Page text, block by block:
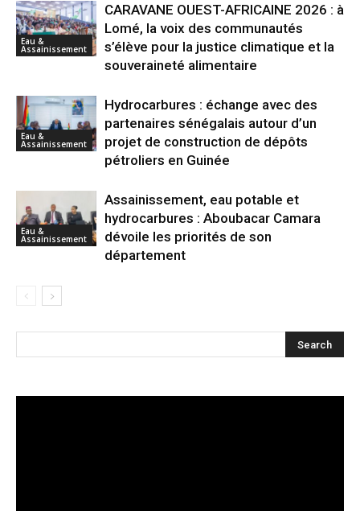
Eau &
Assainissement
CARAVANE OUEST-AFRICAINE 2026 : à
Lomé, la voix des communautés
s’élève pour la justice climatique et la
souveraineté alimentaire
Eau &
Assainissement
Hydrocarbures : échange avec des
partenaires sénégalais autour d’un
projet de construction de dépôts
pétroliers en Guinée
Eau &
Assainissement
Assainissement, eau potable et
hydrocarbures : Aboubacar Camara
dévoile les priorités de son
département